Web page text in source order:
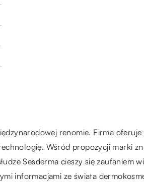
renomie. Firma oferuje
Wśród propozycji marki
Sesderma cieszy się zaufaniem
informacjami ze świata